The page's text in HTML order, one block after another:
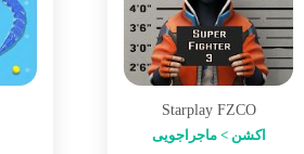
Starplay FZCO
اکشن > ماجراجویی